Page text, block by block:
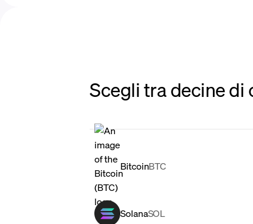
Scegli tra decine
BitcoinBTC
SolanaSOL